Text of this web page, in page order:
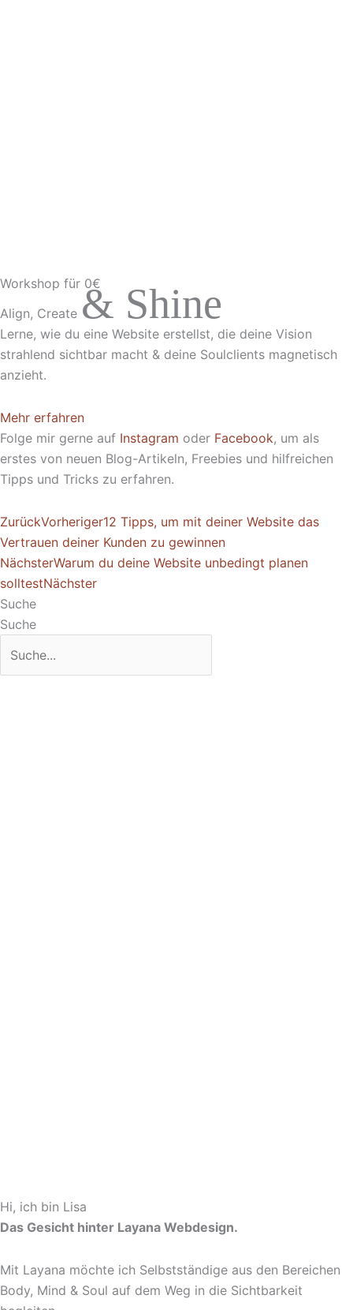
Workshop für 0€
Align, Create & Shine
Lerne, wie du eine Website erstellst, die deine Vision
strahlend sichtbar macht & deine Soulclients magnetisch
anzieht.
Mehr erfahren
Folge mir gerne auf Instagram oder Facebook, um als
erstes von neuen Blog-Artikeln, Freebies und hilfreichen
Tipps und Tricks zu erfahren.
ZurückVorheriger12 Tipps, um mit deiner Website das
Vertrauen deiner Kunden zu gewinnen
NächsterWarum du deine Website unbedingt planen
solltestNächster
Suche
Suche
Hi, ich bin Lisa
Das Gesicht hinter Layana Webdesign.
Mit Layana möchte ich Selbstständige aus den Bereichen
Body, Mind & Soul auf dem Weg in die Sichtbarkeit